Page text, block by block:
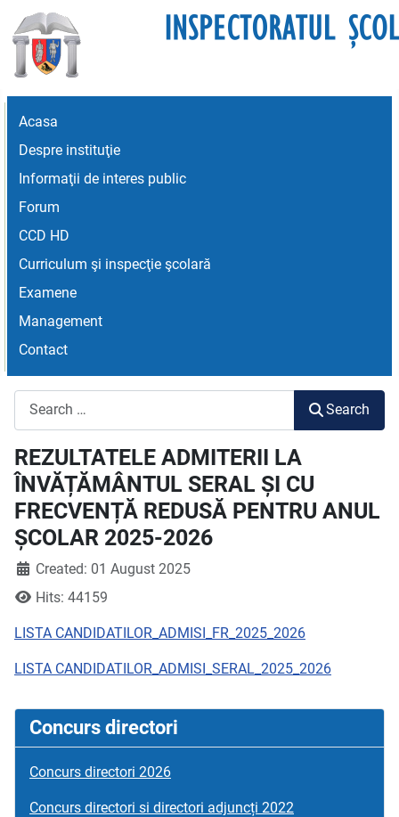
Acasa
Despre instituţie
Informaţii de interes public
Forum
CCD HD
Curriculum şi inspecţie şcolară
Examene
Management
Contact
Search
REZULTATELE ADMITERII LA
ÎNVĂȚĂMÂNTUL SERAL ȘI CU
FRECVENȚĂ REDUSĂ PENTRU ANUL
ȘCOLAR 2025-2026
Created: 01 August 2025
Hits: 44159
LISTA CANDIDATILOR_ADMISI_FR_2025_2026
LISTA CANDIDATILOR_ADMISI_SERAL_2025_2026
Concurs directori
Concurs directori 2026
Concurs directori si directori adjuncți 2022